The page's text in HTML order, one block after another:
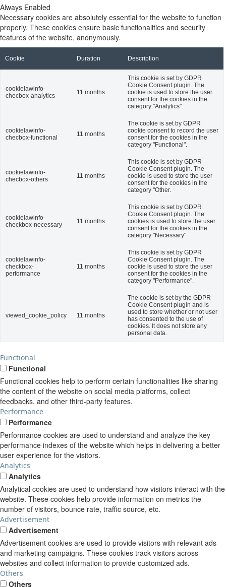
Always Enabled
Necessary cookies are absolutely essential for the website to function
properly. These cookies ensure basic functionalities and security
features of the website, anonymously.
Cookie Duration Description
cookielawinfo-
checbox-analytics
11 months
This cookie is set by GDPR
Cookie Consent plugin. The
cookie is used to store the user
consent for the cookies in the
category "Analytics".
cookielawinfo-
checbox-functional
11 months
The cookie is set by GDPR
cookie consent to record the user
consent for the cookies in the
category "Functional".
cookielawinfo-
checbox-others
11 months
This cookie is set by GDPR
Cookie Consent plugin. The
cookie is used to store the user
consent for the cookies in the
category "Other.
cookielawinfo-
checkbox-necessary
11 months
This cookie is set by GDPR
Cookie Consent plugin. The
cookies is used to store the user
consent for the cookies in the
category "Necessary".
cookielawinfo-
checkbox-
performance
11 months
This cookie is set by GDPR
Cookie Consent plugin. The
cookie is used to store the user
consent for the cookies in the
category "Performance".
viewed_cookie_policy 11 months
The cookie is set by the GDPR
Cookie Consent plugin and is
used to store whether or not user
has consented to the use of
cookies. It does not store any
personal data.
Functional
Functional
Functional cookies help to perform certain functionalities like sharing
the content of the website on social media platforms, collect
feedbacks, and other third-party features.
Performance
Performance
Performance cookies are used to understand and analyze the key
performance indexes of the website which helps in delivering a better
user experience for the visitors.
Analytics
Analytics
Analytical cookies are used to understand how visitors interact with the
website. These cookies help provide information on metrics the
number of visitors, bounce rate, traffic source, etc.
Advertisement
Advertisement
Advertisement cookies are used to provide visitors with relevant ads
and marketing campaigns. These cookies track visitors across
websites and collect information to provide customized ads.
Others
Others